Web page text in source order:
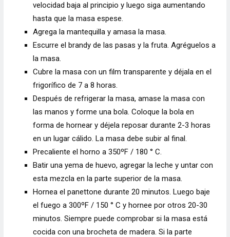
velocidad baja al principio y luego siga aumentando
hasta que la masa espese.
Agrega la mantequilla y amasa la masa.
Escurre el brandy de las pasas y la fruta. Agréguelos a
la masa.
Cubre la masa con un film transparente y déjala en el
frigorífico de 7 a 8 horas.
Después de refrigerar la masa, amase la masa con
las manos y forme una bola. Coloque la bola en
forma de hornear y déjela reposar durante 2-3 horas
en un lugar cálido. La masa debe subir al final.
Precaliente el horno a 350ºF / 180 ° C.
Batir una yema de huevo, agregar la leche y untar con
esta mezcla en la parte superior de la masa.
Hornea el panettone durante 20 minutos. Luego baje
el fuego a 300ºF / 150 ° C y hornee por otros 20-30
minutos. Siempre puede comprobar si la masa está
cocida con una brocheta de madera. Si la parte